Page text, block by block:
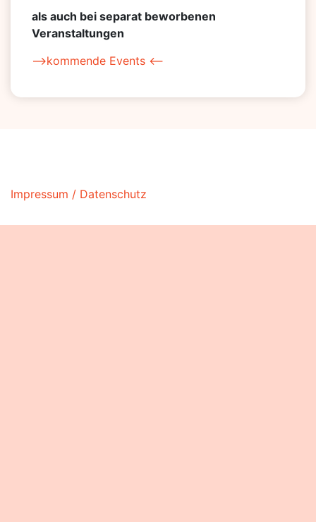
als auch bei separat beworbenen
Veranstaltungen
–>kommende Events <–
Impressum / Datenschutz